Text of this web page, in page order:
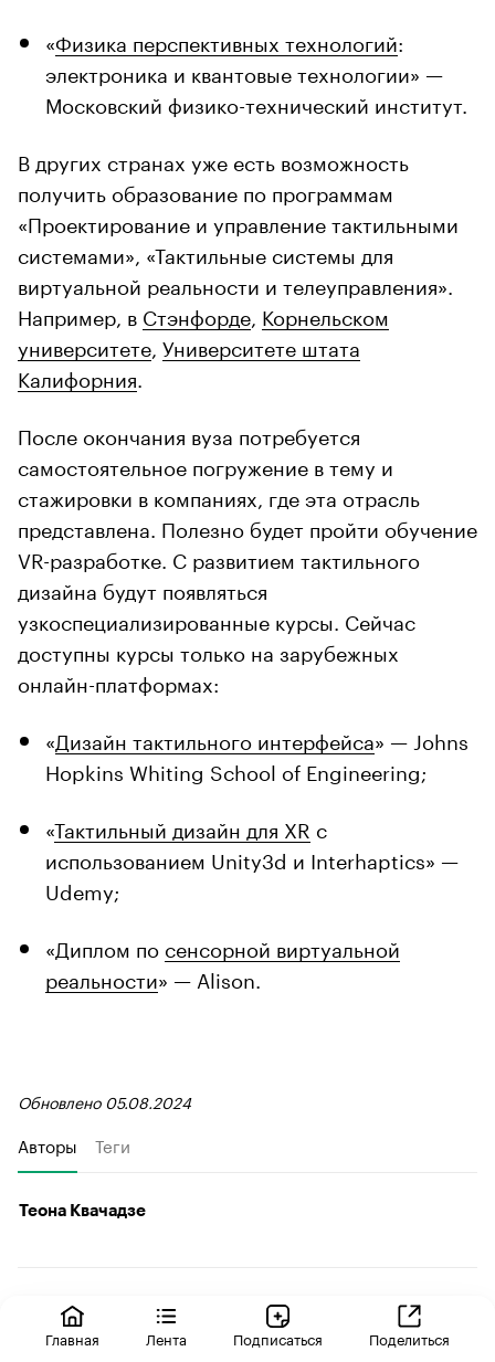
«Физика перспективных технологий:
электроника и квантовые технологии» —
Московский физико-технический институт.
В других странах уже есть возможность
получить образование по программам
«Проектирование и управление тактильными
системами», «Тактильные системы для
виртуальной реальности и телеуправления».
Например, в Стэнфорде Корнельском
университете Университете штата
Калифорния
После окончания вуза потребуется
самостоятельное погружение в тему и
стажировки в компаниях, где эта отрасль
представлена. Полезно будет пройти обучение
VR-разработке. С развитием тактильного
дизайна будут появляться
узкоспециализированные курсы. Сейчас
доступны курсы только на зарубежных
онлайн-платформах:
«Дизайн тактильного интерфейса» — Johns
Hopkins Whiting School of Engineering;
«Тактильный дизайн для XR с
использованием Unity3d и Interhaptics» —
Udemy;
«Диплом по сенсорной виртуальной
реальности» — Alison.
Обновлено 05.08.2024
Авторы Теги
Теона Квачадзе
Главная Лента Подписаться Поделиться